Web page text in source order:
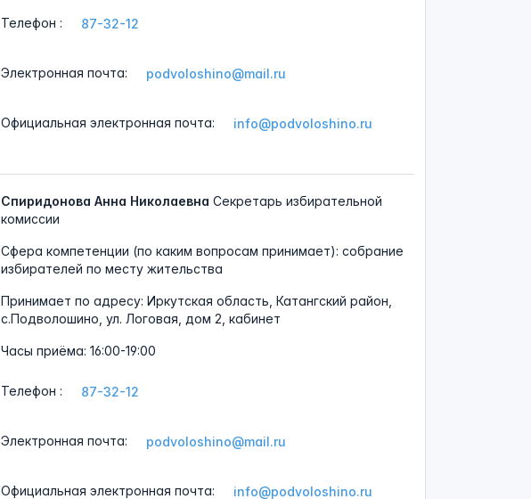
Телефон : 87-32-12
Электроннаяпочта: podvoloshino@mail.ru
Официальнаяэлектронная почта: info@podvoloshino.ru
Спиридонова Анна Николаевна Секретарь избирательной
комиссии
Сфера компетенции (по каким вопросам принимает): собрание
избирателей по месту жительства
Принимает по адресу:Иркутская область, Катангский район,
с.Подволошино, ул. Логовая, дом 2, кабинет
Часыприёма: 16:00-19:00
Телефон : 87-32-12
Электроннаяпочта: podvoloshino@mail.ru
Официальнаяэлектронная почта: info@podvoloshino.ru